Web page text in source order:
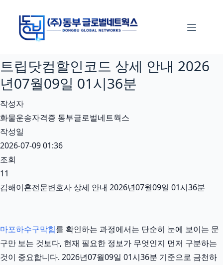
건
너
뛰
기
트립닷컴할인코드 상세 안내 2026
년07월09일 01시36분
작성자
화물운송자격증 동부글로벌네트웍스
작성일
2026-07-09 01:36
조회
11
김해이혼전문변호사 상세 안내 2026년07월09일 01시36분
마포하수구막힘를 확인하는 과정에서는 단순히 눈에 보이는 문
구만 보는 것보다, 현재 필요한 정보가 무엇인지 먼저 구분하는
것이 중요합니다. 2026년07월09일 01시36분 기준으로 금천하